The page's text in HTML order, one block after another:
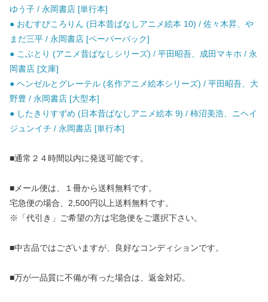
ゆう子 / 永岡書店 [単行本]
● おむすびころりん (日本昔ばなしアニメ絵本 10) / 佐々木昇、や
まだ三平 / 永岡書店 [ペーパーバック]
● こぶとり (アニメ昔ばなしシリーズ) / 平田昭吾、成田マキホ / 永
岡書店 [文庫]
● ヘンゼルとグレーテル (名作アニメ絵本シリーズ) / 平田昭吾、大
野豊 / 永岡書店 [大型本]
● したきりすずめ (日本昔ばなしアニメ絵本 9) / 柿沼美浩、ニヘイ
ジュンイチ / 永岡書店 [単行本]
■通常２４時間以内に発送可能です。
■メール便は、１冊から送料無料です。
宅急便の場合、2,500円以上送料無料です。
※「代引き」ご希望の方は宅急便をご選択下さい。
■中古品ではございますが、良好なコンディションです。
■万が一品質に不備が有った場合は、返金対応。